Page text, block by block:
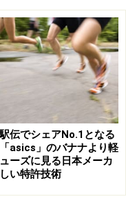
とを認めつつも、そ
、実際のそれぞれの
があるため、双方は
はないと裁判所は判
横の比率
形と色、髪の色
伝でシェアNo.1となる
asics」のバナナより軽
ーズに見る日本メーカ
い特許技術